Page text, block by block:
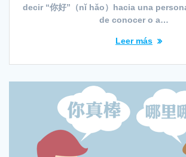
decir “你好”（nǐ hǎo）hacia una
de conocer o a…
Leer más